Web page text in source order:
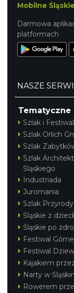
Mobilne Śląskie
Darmowa
platformach
NASZE
Tematyczne
Szlak i
Szlak Orlich
Szlak
Szlak
Śląskiego
Industriada
Juromania
Szlak Przyrody
Śląskie z
Śląskie po
Festiwal
Festiwal
Kajakiem
Narty w
Rowerem